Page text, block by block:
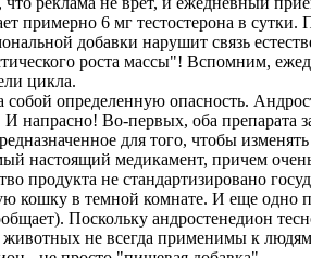
примерно 6 мг тестостерона в сутки.
добавки нарушит связь
роста массы"! Вспомним,
цикла.
определенную опасность.
напрасно! Во-первых, оба препарата
для того, чтобы
настоящий медикамент, причем
продукта не стандартизировано
кошку в темной комнате. И еще одно
Поскольку андростенедион
не всегда применимы к